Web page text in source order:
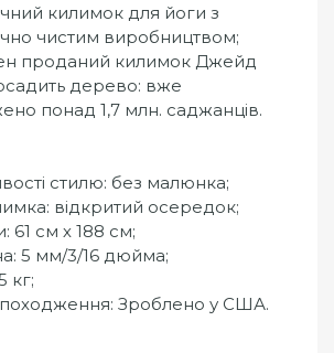
килимок для йоги з
чистим виробництвом;
проданий килимок Джейд
дерево: вже
понад 1,7 млн. саджанців.
стилю: без малюнка;
відкритий осередок;
61 см х 188 см;
5 мм/3/16 дюйма;
кг;
походження: Зроблено у США.